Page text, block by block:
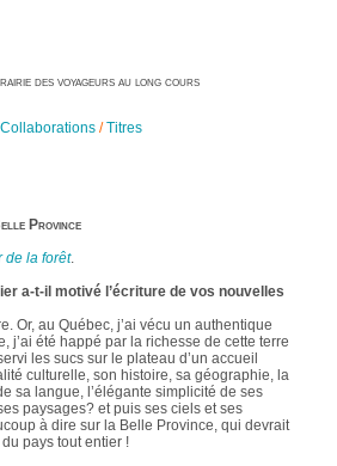
des voyageurs au long cours
Collaborations /Titres
Province
de la forêt.
a-t-il motivé l’écriture de vos nouvelles
Or, au Québec, j’ai vécu un authentique
j’ai été happé par la richesse de cette terre
les sucs sur le plateau d’un accueil
culturelle, son histoire, sa géographie, la
sa langue, l’élégante simplicité de ses
paysages? et puis ses ciels et ses
à dire sur la Belle Province, qui devrait
pays tout entier !